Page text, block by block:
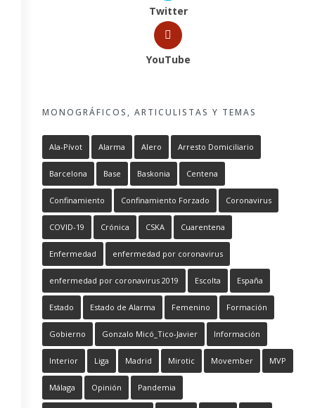
Twitter
YouTube
MONOGRÁFICOS, ARTICULISTAS Y TEMAS
Ala-Pívot Alarma Alero Arresto Domiciliario
Barcelona Base Baskonia Centena
Confinamiento Confinamiento Forzado Coronavirus
COVID-19 Crónica CSKA Cuarentena
Enfermedad enfermedad por coronavirus
enfermedad por coronavirus 2019 Escolta España
Estado Estado de Alarma Femenino Formación
Gobierno Gonzalo Micó_Tico-Javier Información
Interior Liga Madrid Mirotic Movember MVP
Málaga Opinión Pandemia